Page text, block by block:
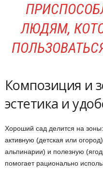
ЛЮДЯМ,
Композиция и
эстетика и
Хороший сад делится на
активную (детская или
альпинарии) и полезную
помогает рационально